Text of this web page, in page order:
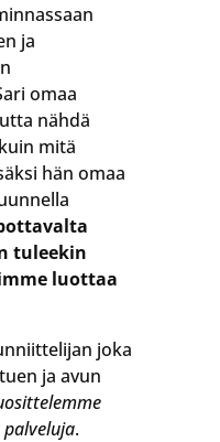
ja
omaa
nähdä
mitä
hän omaa
tuleekin
luottaa
joka
ja avun
.